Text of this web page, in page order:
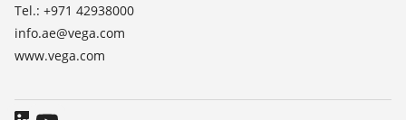
Tel.: +971 42938000
info.ae@vega.com
www.vega.com